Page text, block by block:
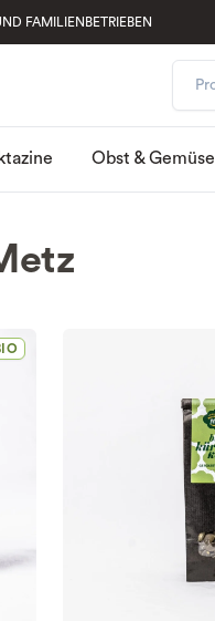
FAMILIENBETRIEBEN
Obst & Gemüse